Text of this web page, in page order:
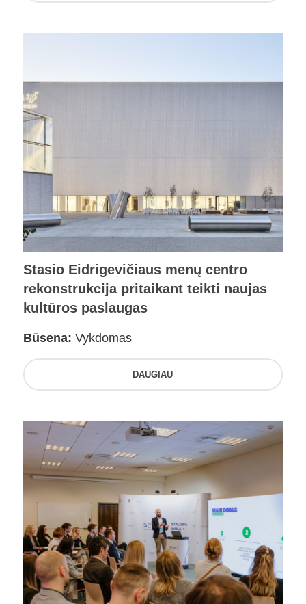
Stasio Eidrigevičiaus menų centro
rekonstrukcija pritaikant teikti naujas
kultūros paslaugas
Būsena: Vykdomas
DAUGIAU